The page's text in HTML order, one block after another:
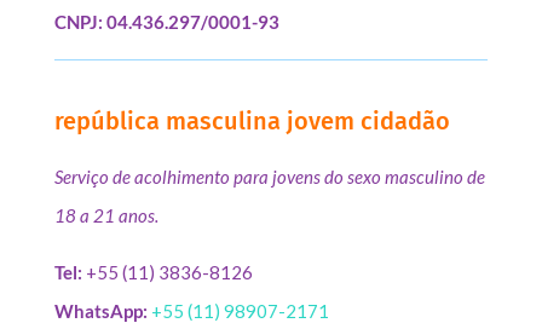
CNPJ: 04.436.297/0001-93
república masculina jovem cidadão
Serviço de acolhimento para jovens do sexo masculino de
18 a 21 anos.
Tel: +55 (11) 3836-8126
WhatsApp: +55 (11) 98907-2171